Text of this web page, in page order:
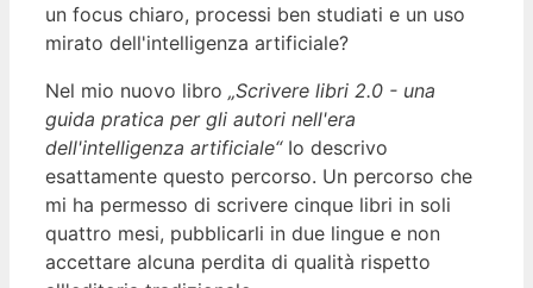
un focus chiaro, processi ben studiati e un uso
mirato dell'intelligenza artificiale?
Nel mio nuovo libro „Scrivere libri 2.0 - una
guida pratica per gli autori nell'era
dell'intelligenza artificiale“Io descrivo
esattamente questo percorso. Un percorso che
mi ha permesso di scrivere cinque libri in soli
quattro mesi, pubblicarli in due lingue e non
accettare alcuna perdita di qualità rispetto